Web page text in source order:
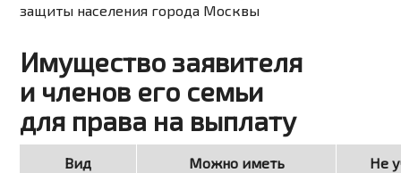
защиты населения города Москвы
Имущество заявителя
и членов его семьи
для права на выплату
Вид
Можно иметь
Не